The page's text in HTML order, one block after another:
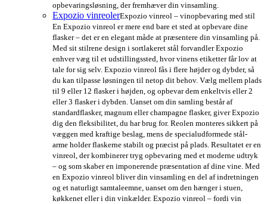
opbevaringsløsning, der fremhæver din vinsamling.
Expozio vinreolerExpozio vinreol – vinopbevaring med stil
En Expozio vinreol er mere end bare et sted at opbevare dine
flasker – det er en elegant måde at præsentere din vinsamling på.
Med sit stilrene design i sortlakeret stål forvandler Expozio
enhver væg til et udstillingssted, hvor vinens etiketter får lov at
tale for sig selv. Expozio vinreol fås i flere højder og dybder, så
du kan tilpasse løsningen til netop dit behov. Vælg mellem plads
til 9 eller 12 flasker i højden, og opbevar dem enkeltvis eller 2
eller 3 flasker i dybden. Uanset om din samling består af
standardflasker, magnum eller champagne flasker, giver Expozio
dig den fleksibilitet, du har brug for. Reolen monteres sikkert på
væggen med kraftige beslag, mens de specialudformede stål-
arme holder flaskerne stabilt og præcist på plads. Resultatet er en
vinreol, der kombinerer tryg opbevaring med et moderne udtryk
– og som skaber en imponerende præsentation af dine vine. Med
en Expozio vinreol bliver din vinsamling en del af indretningen
og et naturligt samtaleemne, uanset om den hænger i stuen,
køkkenet eller i din vinkælder. Expozio vinreol – fordi vin